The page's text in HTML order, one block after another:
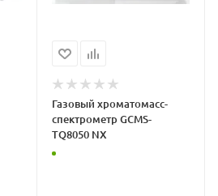
Газовый хроматомасс-
спектрометр GCMS-
TQ8050 NX